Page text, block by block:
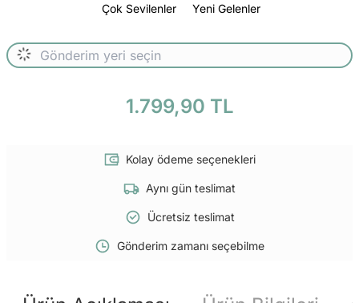
Çok Sevilenler Yeni Gelenler
1.799,90 TL
Kolay ödeme seçenekleri
Aynı gün teslimat
Ücretsiz teslimat
Gönderim zamanı seçebilme